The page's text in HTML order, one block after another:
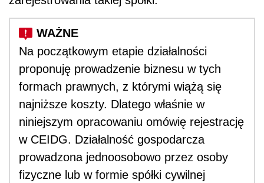
Na początkowym etapie działalności
proponuję prowadzenie biznesu w tych
formach prawnych, z którymi wiążą się
najniższe koszty. Dlatego właśnie w
niniejszym opracowaniu omówię rejestrację
w CEIDG. Działalność gospodarcza
prowadzona jednoosobowo przez osoby
fizyczne lub w formie spółki cywilnej